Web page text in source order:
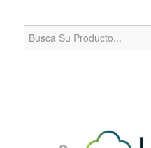
Search
for: